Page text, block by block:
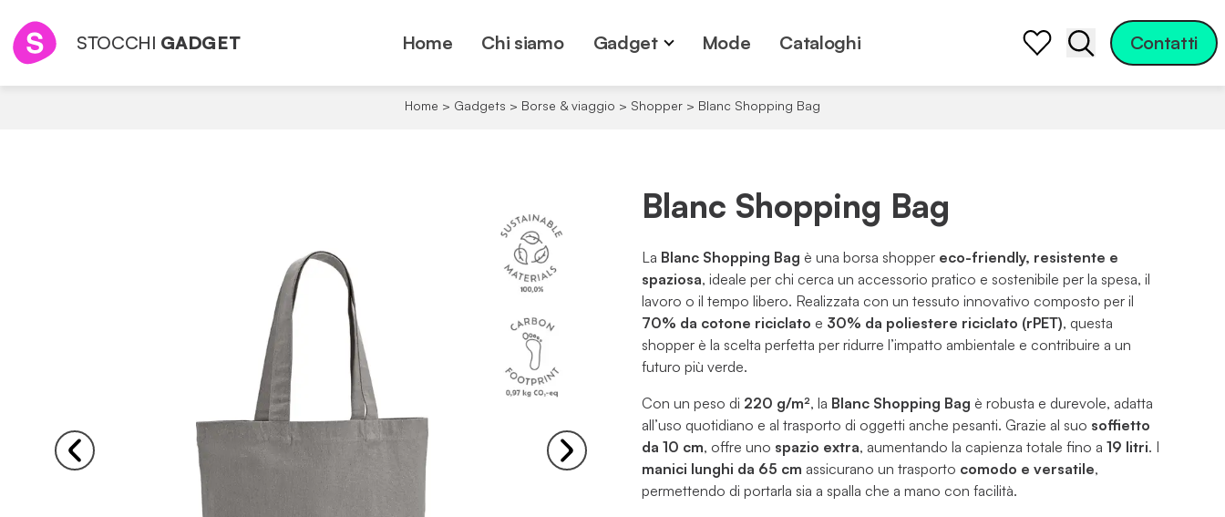
STOCCHI GADGET Home Chi siamo Gadget Mode
Cataloghi
Apri la barra di
Contatti
Home > Gadgets > Borse & viaggio > Shopper > Blanc Shopping Bag
Blanc Shopping Bag
La Blanc Shopping Bag è una borsa shopper eco-friendly, resistente e
spaziosa, ideale per chi cerca un accessorio pratico e sostenibile per la spesa, il
lavoro o il tempo libero. Realizzata con un tessuto innovativo composto per il
70% da cotone riciclato e 30% da poliestere riciclato (rPET), questa
shopper è la scelta perfetta per ridurre l’impatto ambientale e contribuire a un
futuro più verde.
Con un peso di 220 g/m², la Blanc Shopping Bag è robusta e durevole, adatta
all’uso quotidiano e al trasporto di oggetti anche pesanti. Grazie al suo soffietto
da 10 cm, offre uno spazio extra, aumentando la capienza totale fino a 19 litri. I
manici lunghi da 65 cm assicurano un trasporto comodo e versatile,
permettendo di portarla sia a spalla che a mano con facilità.